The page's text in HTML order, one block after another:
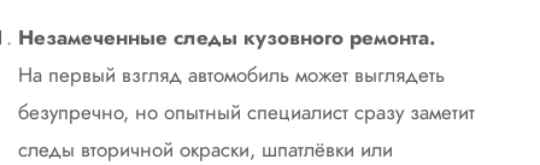
Незамеченные следы кузовного ремонта.
На первый взгляд автомобиль может выглядеть
безупречно, но опытный специалист сразу заметит
следы вторичной окраски, шпатлёвки или